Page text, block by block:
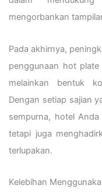
mengorbankan
Pada akhirnya,
penggunaan hot
melainkan bentuk
Dengan setiap sajian
sempurna, hotel
tetapi juga
terlupakan.
Kelebihan